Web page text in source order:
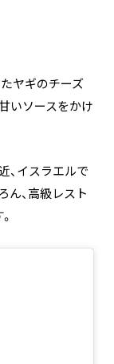
ヤギのチーズ
いソースをかけ
、イスラエルで
ん、高級レスト